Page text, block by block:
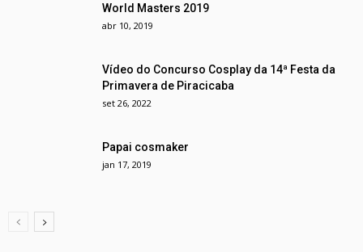
World Masters 2019
abr 10, 2019
Vídeo do Concurso Cosplay da 14ª Festa da
Primavera de Piracicaba
set 26, 2022
Papai cosmaker
jan 17, 2019